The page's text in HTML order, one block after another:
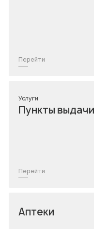
Перейти
Услуги
Пункты
Перейти
Аптеки